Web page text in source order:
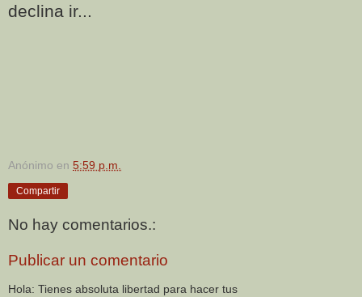
declina ir...
Anónimo en 5:59 p.m.
Compartir
No hay comentarios.:
Publicar un comentario
Hola: Tienes absoluta libertad para hacer tus